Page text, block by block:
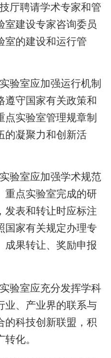
厅聘请学术专家和管
室建设专家咨询委员
室的建设和运行管
验室应加强运行机制
遵守国家有关政策和
实验室管理规章制
的凝聚力和创新活
验室应加强学术规范
重点实验室完成的研
发表和转让时应标注
国家有关规定办理专
成果转让、奖励申报
验室应充分发挥学科
业、产业界的联系与
的科技创新联盟，积
化。